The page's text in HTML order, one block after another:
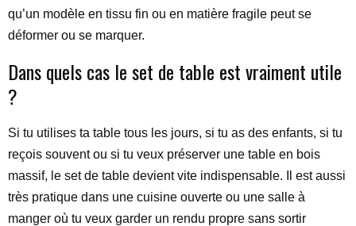
qu’un modèle en tissu fin ou en matière fragile peut se
déformer ou se marquer.
Dans quels cas le set de table est vraiment utile
?
Si tu utilises ta table tous les jours, si tu as des enfants, si tu
reçois souvent ou si tu veux préserver une table en bois
massif, le set de table devient vite indispensable. Il est aussi
très pratique dans une cuisine ouverte ou une salle à
manger où tu veux garder un rendu propre sans sortir